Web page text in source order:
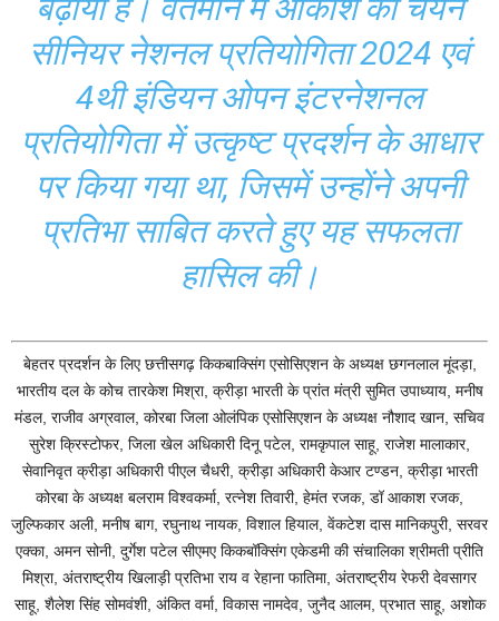
बढ़ाया है। वर्तमान में आकाश का चयन
सीनियर नेशनल प्रतियोगिता 2024 एवं
4थी इंडियन ओपन इंटरनेशनल
प्रतियोगिता में उत्कृष्ट प्रदर्शन के आधार
पर किया गया था, जिसमें उन्होंने अपनी
प्रतिभा साबित करते हुए यह सफलता
हासिल की।
बेहतर प्रदर्शन के लिए छत्तीसगढ़ किकबाक्सिंग एसोसिएशन के अध्यक्ष छगनलाल मूंदड़ा,
भारतीय दल के कोच तारकेश मिश्रा, क्रीड़ा भारती के प्रांत मंत्री सुमित उपाध्याय, मनीष
मंडल, राजीव अग्रवाल, कोरबा जिला ओलंपिक एसोसिएशन के अध्यक्ष नौशाद खान, सचिव
सुरेश क्रिस्टोफर, जिला खेल अधिकारी दिनू पटेल, रामकृपाल साहू, राजेश मालाकार,
सेवानिवृत क्रीड़ा अधिकारी पीएल चैधरी, क्रीड़ा अधिकारी केआर टण्डन, क्रीड़ा भारती
कोरबा के अध्यक्ष बलराम विश्वकर्मा, रत्नेश तिवारी, हेमंत रजक, डॉ आकाश रजक,
जुल्फिकार अली, मनीष बाग, रघुनाथ नायक, विशाल हियाल, वेंकटेश दास मानिकपुरी, सरवर
एक्का, अमन सोनी, दुर्गेश पटेल सीएमए किकबॉक्सिंग एकेडमी की संचालिका श्रीमती प्रीति
मिश्रा, अंतराष्ट्रीय खिलाड़ी प्रतिभा राय व रेहाना फातिमा, अंतराष्ट्रीय रेफरी देवसागर
साहू, शैलेश सिंह सोमवंशी, अंकित वर्मा, विकास नामदेव, जुनैद आलम, प्रभात साहू, अशोक